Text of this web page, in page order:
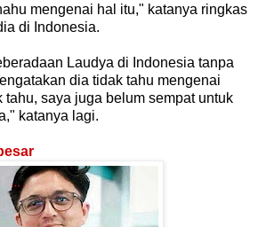
mengenai hal itu," katanya ringkas
di Indonesia.
Laudya di Indonesia tanpa
dia tidak tahu mengenai
tahu, saya juga belum sempat untuk
katanya lagi.